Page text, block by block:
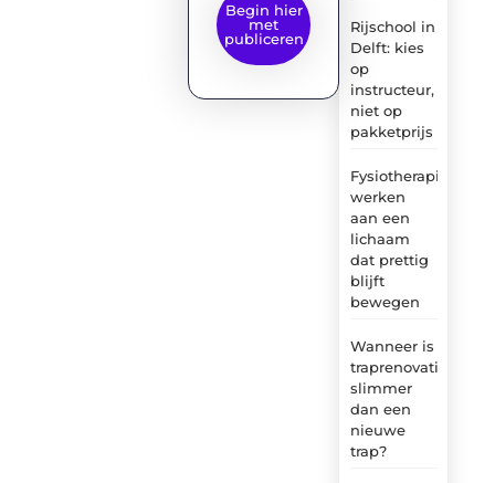
Rijschool in
Delft: kies
op
instructeur,
niet op
pakketprijs
Fysiotherapie:
werken
aan een
lichaam
dat prettig
blijft
bewegen
Wanneer is
traprenovatie
slimmer
dan een
nieuwe
trap?
Begin hier
met
publiceren